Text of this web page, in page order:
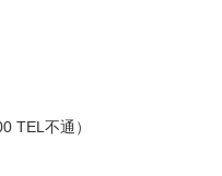
TEL不通）